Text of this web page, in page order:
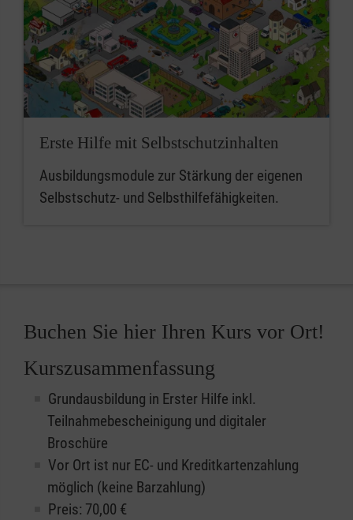
Erste Hilfe mit Selbstschutzinhalten
Ausbildungsmodule zur Stärkung der eigenen
Selbstschutz- und Selbsthilfefähigkeiten.
Buchen Sie hier Ihren Kurs vor Ort!
Kurszusammenfassung
Grundausbildung in Erster Hilfe inkl.
Teilnahmebescheinigung und digitaler
Broschüre
Vor Ort ist nur EC- und Kreditkartenzahlung
möglich (keine Barzahlung)
Preis: 70,00 €